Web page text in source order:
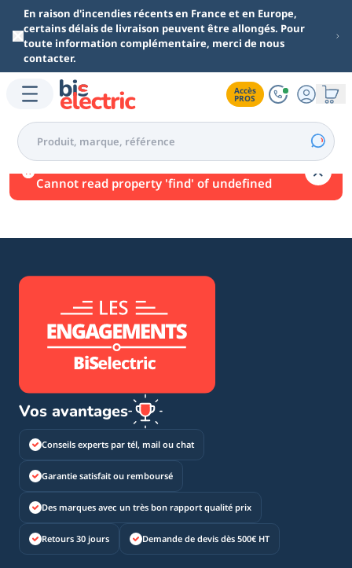
Aller au contenu principal
En raison d'incendies récents en France et en Europe,
certains délais de livraison peuvent être allongés. Pour
toute information complémentaire, merci de nous
contacter.
Accès
PROS
Une erreur est survenue.
Cannot read property 'find' of undefined
Vos avantages
Conseils experts par tél, mail ou chat
Garantie satisfait ou remboursé
Des marques avec un très bon rapport qualité prix
Retours 30 jours Demande de devis dès 500€ HT